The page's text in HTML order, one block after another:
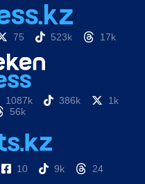
75 523k 17k
1087k 386k
1k
56k
10 9k 24